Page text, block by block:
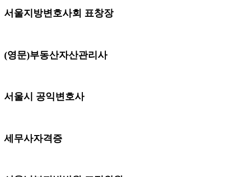
서울지방변호사회 표창장
(영문)부동산자산관리사
서울시 공익변호사
세무사자격증